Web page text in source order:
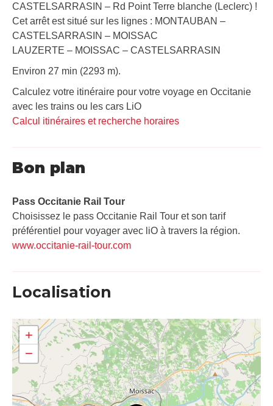
CASTELSARRASIN – Rd Point Terre blanche (Leclerc) !
Cet arrêt est situé sur les lignes : MONTAUBAN –
CASTELSARRASIN – MOISSAC
LAUZERTE – MOISSAC – CASTELSARRASIN
Environ 27 min (2293 m).
Calculez votre itinéraire pour votre voyage en Occitanie
avec les trains ou les cars LiO
Calcul itinéraires et recherche horaires
Bon plan
Pass Occitanie Rail Tour​
Choisissez le pass Occitanie Rail Tour et son tarif
préférentiel pour voyager avec liO à travers la région.
www.occitanie-rail-tour.com
Localisation
+
−